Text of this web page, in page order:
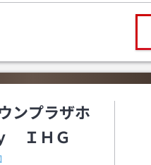
ンプラザホ
ＩＨＧ